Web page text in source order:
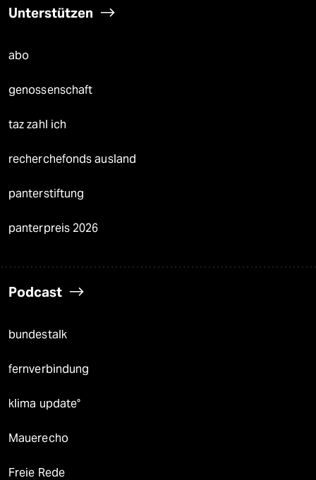
Unterstützen
abo
genossenschaft
taz zahl ich
recherchefonds ausland
panterstiftung
panterpreis 2026
Podcast
bundestalk
fernverbindung
klima update°
Mauerecho
Freie Rede